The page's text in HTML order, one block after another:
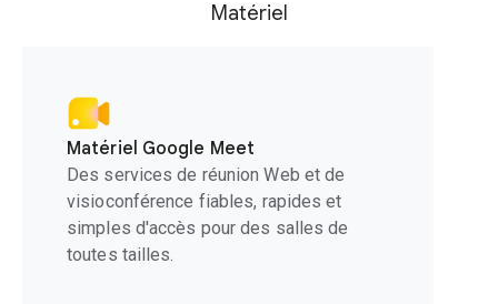
Matériel
Matériel Google Meet
Des services de réunion Web et de
visioconférence fiables, rapides et
simples d'accès pour des salles de
toutes tailles.